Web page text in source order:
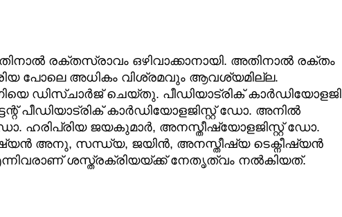
രക്തസ്രാവം ഒഴിവാക്കാനായി. അതിനാൽ രക്തം
പോലെ അധികം വിശ്രമവും ആവശ്യമില്ല.
ഡിസ്ചാർജ് ചെയ്തു. പീഡിയാട്രിക് കാർഡിയോളജി
പീഡിയാട്രിക് കാർഡിയോളജിസ്റ്റ് ഡോ. അനിൽ
ജയകുമാർ, അനസ്തീഷ്യോളജിസ്റ്റ് ഡോ.
അനു, സന്ധ്യ, ജയിൻ, അനസ്തീഷ്യ ടെക്നീഷ്യൻ
ശസ്ത്രക്രിയയ്ക്ക് നേതൃത്വം നൽകിയത്.